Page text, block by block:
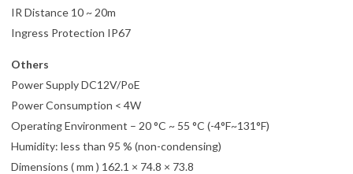
IR Distance 10 ~ 20m
Ingress Protection IP67
Others
Power Supply DC12V/PoE
Power Consumption < 4W
Operating Environment – 20 °C ~ 55 °C (-4°F~131°F)
Humidity: less than 95 % (non-condensing)
Dimensions ( mm ) 162.1 × 74.8 × 73.8